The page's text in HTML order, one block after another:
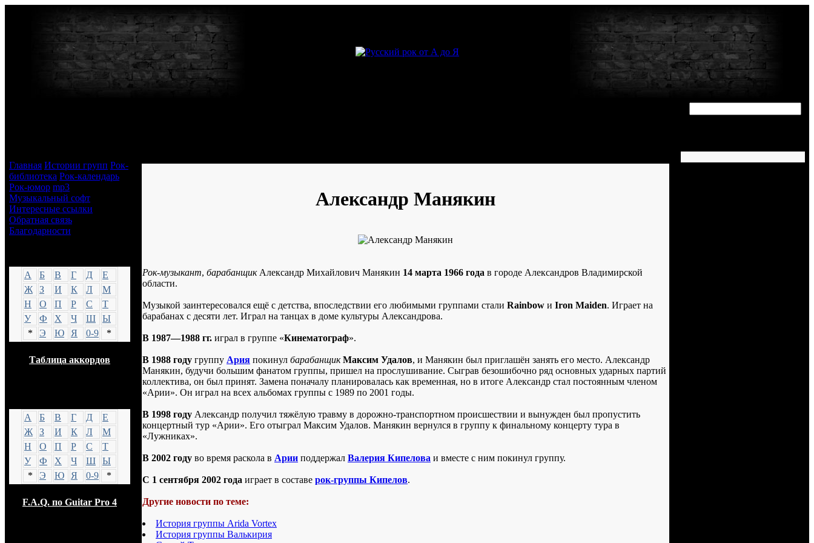
Главная Истории групп Рок-
библиотека Рок-календарь
Рок-юмор mp3
Музыкальный софт
Интересные ссылки
Обратная связь
Благодарности
А
Б В Г Д
Е
Ж
З И К Л
М
Н
О П Р С
Т
У
Ф Х Ч Ш
Ы
*
Э Ю Я 0-9 *
Таблица аккордов
А
Б В Г Д
Е
Ж
З И К Л
М
Н
О П Р С
Т
У
Ф Х Ч Ш
Ы
*
Э Ю Я 0-9 *
F.A.Q. по Guitar Pro 4
Александр Манякин
Рок-музыкант, барабанщикАлександр Михайлович Манякин 14 марта 1966 года в городе Александров Владимирской
области.
Музыкой заинтересовался ещё с детства, впоследствии его любимыми группами стали Rainbow и Iron Maiden. Играет на
барабанах с десяти лет. Играл на танцах в доме культуры Александрова.
В 1987—1988 гг. играл в группе «Кинематограф».
В 1988 году группу Ария покинул барабанщик Максим Удалов, и Манякин был приглашён занять его место. Александр
Манякин, будучи большим фанатом группы, пришел на прослушивание. Сыграв безошибочно ряд основных ударных партий
коллектива, он был принят. Замена поначалу планировалась как временная, но в итоге Александр стал постоянным членом
«Арии». Он играл на всех альбомах группы с 1989 по 2001 годы.
В 1998 году Александр получил тяжёлую травму в дорожно-транспортном происшествии и вынужден был пропустить
концертный тур «Арии». Его отыграл Максим Удалов. Манякин вернулся в группу к финальному концерту тура в
«Лужниках».
В 2002 году во время раскола в Арии поддержал Валерия Кипелова и вместе с ним покинул группу.
С 1 сентября 2002 года играет в составе рок-группы Кипелов.
Другие новости по теме:
История группы Arida Vortex
История группы Валькирия